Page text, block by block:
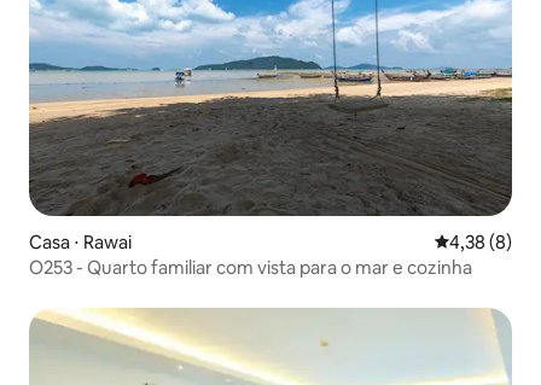
Casa ⋅ Rawai 4,38 de uma
4,38 (8)
O253 - Quarto familiar com vista para o mar e cozinha